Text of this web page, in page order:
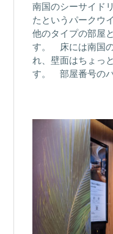
南国のシーサイド
たというパークウ
他のタイプの部屋
す。 床には南国
れ、壁面はちょっ
す。 部屋番号の